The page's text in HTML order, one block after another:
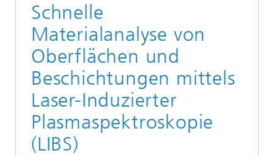
Schnelle
Materialanalyse von
Oberflächen und
Beschichtungen mittels
Laser-Induzierter
Plasmaspektroskopie
(LIBS)